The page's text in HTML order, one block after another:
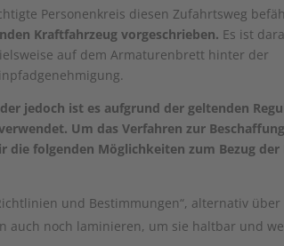
Personenkreis diesen Zufahrtsweg
Kraftfahrzeug vorgeschrieben. Es ist
auf dem Armaturenbrett hinter der
jedoch ist es aufgrund der geltenden
Um das Verfahren zur
folgenden Möglichkeiten zum Bezug
und Bestimmungen“, alternativ über
auch noch laminieren, um sie haltbar und